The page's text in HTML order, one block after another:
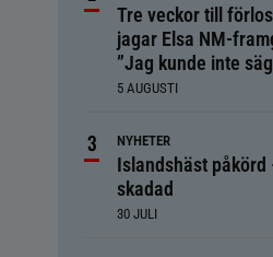
Tre veckor till
jagar Elsa NM-
”Jag kunde inte
5 AUGUSTI
NYHETER
Islandshäst påkörd
skadad
30 JULI